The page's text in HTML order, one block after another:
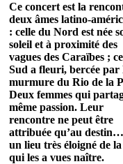
Ce concert est la
deux âmes latino-
: celle du Nord est née
soleil et à proximité des
vagues des Caraïbes ;
Sud a fleuri, bercée par
murmure du Rio de la
Deux femmes qui
même passion. Leur
rencontre ne peut être
attribuée qu’au
un lieu très éloigné de
qui les a vues naître.